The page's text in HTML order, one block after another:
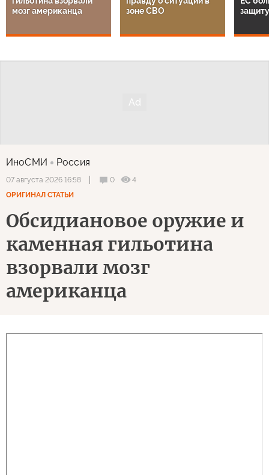
мозг американца
зоне СВО
ИноСМИ Россия
07 августа 2026 16:58 0
4
ОРИГИНАЛ СТАТЬИ
Обсидиановое оружие и
каменная гильотина
взорвали мозг
американца